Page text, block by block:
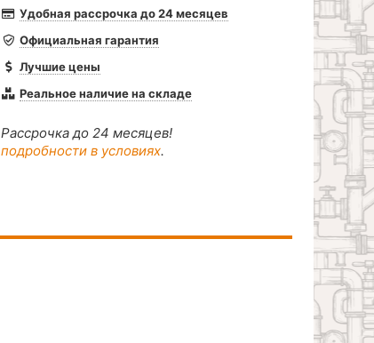
Удобная рассрочка до 24 месяцев
Официальная гарантия
Лучшие цены
Реальное наличие на складе
Рассрочка до 24 месяцев!
подробности в условиях.